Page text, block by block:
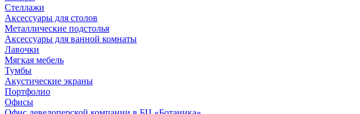
Стеллажи
Аксессуары для столов
Металлические подстолья
Аксессуары для ванной комнаты
Лавочки
Мягкая мебель
Тумбы
Акустические экраны
Портфолио
Офисы